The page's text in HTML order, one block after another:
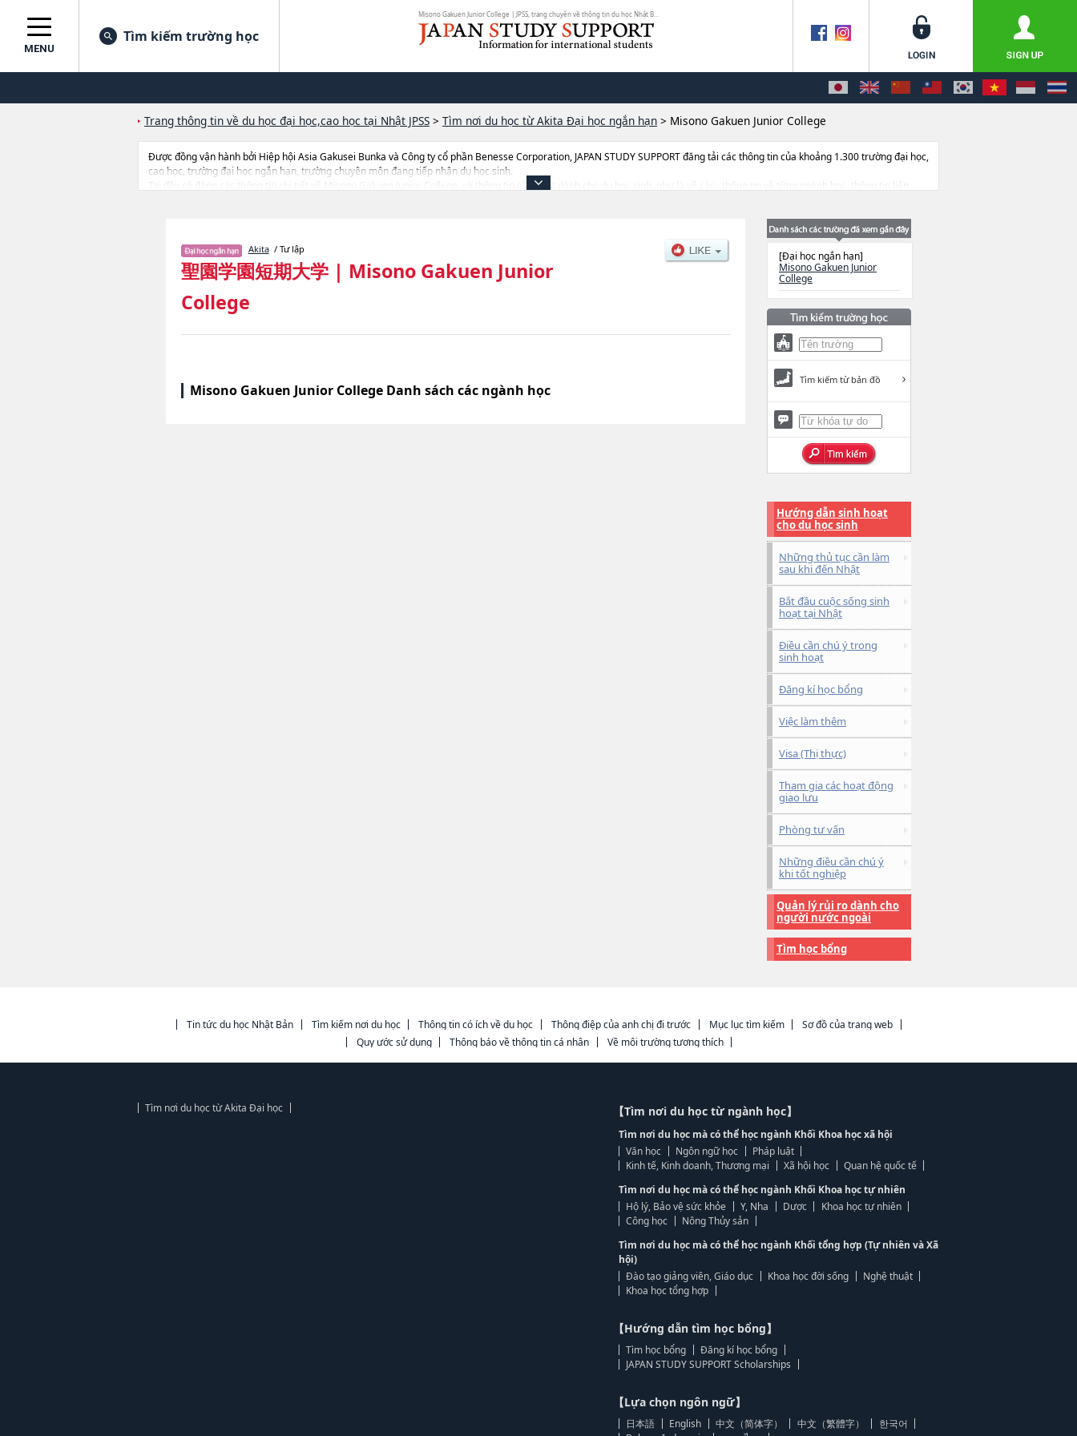
MENU
Tìm kiếm trường học
Trang thông tin về du học đại học,cao học tại Nhật JPSS > Tìm nơi du học từ Akita Đại học ngắn hạn > Misono Gakuen Junior College
Được đồng vận hành bởi Hiệp hội Asia Gakusei Bunka và Công ty cổ phần Benesse Corporation, JAPAN STUDY SUPPORT đăng tải các thông tin của khoảng 1.300 trường đại học,
cao học, trường đại học ngắn hạn, trường chuyên môn đang tiếp nhận du học sinh.
Tại đây có đăng các thông tin chi tiết về Misono Gakuen Junior College, và thông tin cần thiết dành cho du học sinh, như là về các , thông tin về từng ngành học, thông tin liên
Akita/ Tư lập
聖園学園短期大学 | Misono Gakuen Junior
College
Misono Gakuen Junior College Danh sách các ngành học
[Đại học ngắn hạn]
Misono Gakuen Junior
College
Tìm kiếm từ bản đồ
Hướng dẫn sinh hoạt
cho du học sinh
Những thủ tục cần làm
sau khi đến Nhật
Bắt đầu cuộc sống sinh
hoạt tại Nhật
Điều cần chú ý trong
sinh hoạt
Đăng kí học bổng
Việc làm thêm
Visa (Thị thực)
Tham gia các hoạt động
giao lưu
Phòng tư vấn
Những điều cần chú ý
khi tốt nghiệp
Quản lý rủi ro dành cho
người nước ngoài
Tìm học bổng
Tin tức du học Nhật Bản Tìm kiếm nơi du học Thông tin có ích về du học Thông điệp của anh chị đi trước Mục lục tìm kiếm
Sơ đồ của trang web
Quy ước sử dụng
Thông báo về thông tin cá nhân Về môi trường tương thích
Tìm nơi du học từ Akita Đại học 【Tìm nơi du học từ ngành học】
Tìm nơi du học mà có thể học ngành Khối Khoa học xã hội
Văn học
Ngôn ngữ học
Pháp luật
Kinh tế, Kinh doanh, Thương mại
Xã hội học
Quan hệ quốc tế
Tìm nơi du học mà có thể học ngành Khối Khoa học tự nhiên
Hộ lý, Bảo vệ sức khỏe
Y, Nha Dược
Khoa học tự nhiên
Công học
Nông Thủy sản
Tìm nơi du học mà có thể học ngành Khối tổng hợp (Tự nhiên và Xã
hội)
Đào tạo giảng viên, Giáo dục
Khoa học đời sống
Nghệ thuật
Khoa học tổng hợp
【Hướng dẫn tìm học bổng】
Tìm học bổng
Đăng kí học bổng
JAPAN STUDY SUPPORT Scholarships
【Lựa chọn ngôn ngữ】
日本語 English 中文（简体字） 中文（繁體字）
한국어